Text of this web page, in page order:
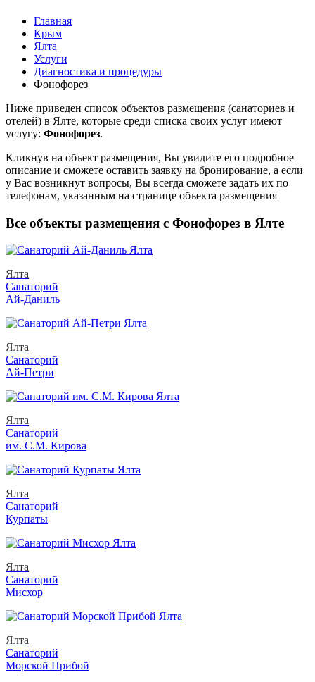
Главная
Крым
Ялта
Услуги
Диагностика и процедуры
Фонофорез
Ниже приведен список объектов размещения (санаториев и
отелей) в Ялте, которые среди списка своих услуг имеют
услугу: Фонофорез.
Кликнув на объект размещения, Вы увидите его подробное
описание и сможете оставить заявку на бронирование, а если
у Вас возникнут вопросы, Вы всегда сможете задать их по
телефонам, указанным на странице объекта размещения
Все объекты размещения с Фонофорез в Ялте
Ялта
Санаторий
Ай-Даниль
Ялта
Санаторий
Ай-Петри
Ялта
Санаторий
им. С.М. Кирова
Ялта
Санаторий
Курпаты
Ялта
Санаторий
Мисхор
Ялта
Санаторий
Морской Прибой